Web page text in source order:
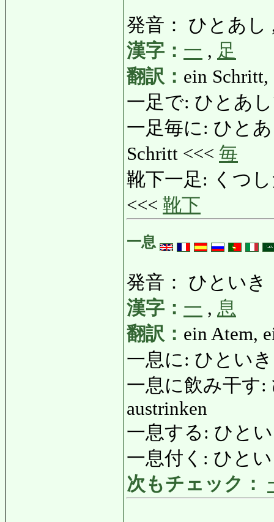
発音： ひとあし
漢字： 一 , 足
翻訳： ein Schritt,
一足で: ひとあ
一足毎に: ひと
Schritt <<< 毎
靴下一足: くつし
<<< 靴下
一息
発音： ひといき
漢字： 一 , 息
翻訳： ein Atem,
一息に: ひといき
一息に飲み干す:
austrinken
一息する: ひとい
一息付く: ひと
次もチェック：